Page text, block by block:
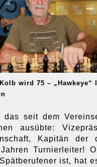
wird 75 – „Hawkeye“
das seit dem
ausübte:
Kapitän der
Turnierleiter!
ist, hat